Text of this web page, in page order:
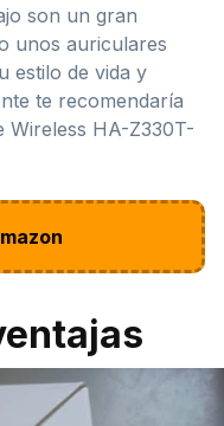
son un gran
unos auriculares
estilo de vida y
te recomendaría
HA-Z330T-